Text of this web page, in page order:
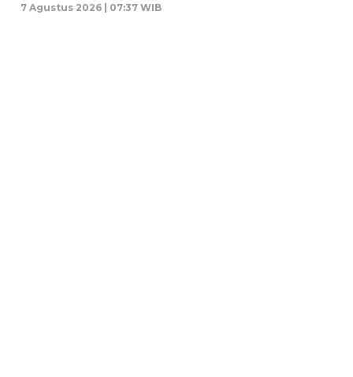
7 Agustus 2026 | 07:37 WIB